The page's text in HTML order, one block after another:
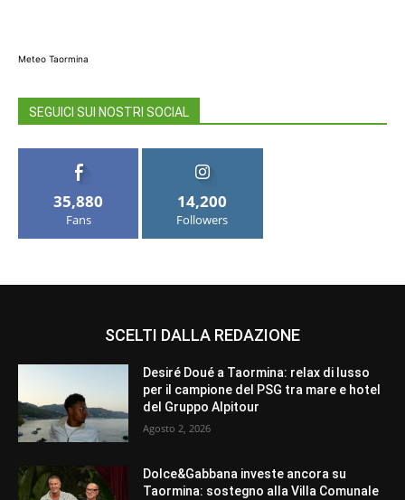
Meteo Taormina
SEGUICI SUI NOSTRI SOCIAL
35,880
Fans
14,200
Followers
SCELTI DALLA REDAZIONE
Desiré Doué a Taormina: relax di lusso
per il campione del PSG tra mare e hotel
del Gruppo Alpitour
Agosto 2, 2026
Dolce&Gabbana investe ancora su
Taormina: sostegno alla Villa Comunale